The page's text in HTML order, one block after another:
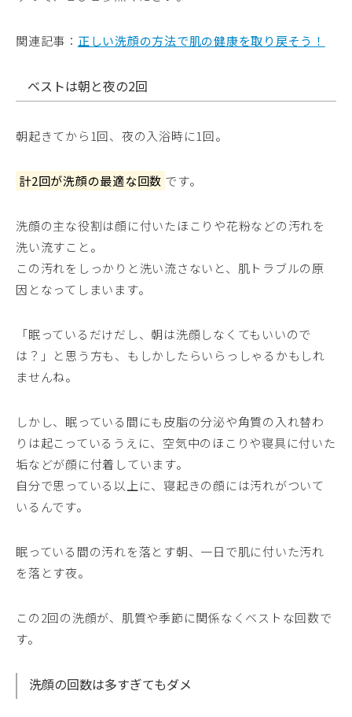
関連記事： 正しい洗顔の方法で肌の健康を取り戻そう！
ベストは朝と夜の2回
朝起きてから1回、夜の入浴時に1回。
計2回が洗顔の最適な回数 です。
洗顔の主な役割は顔に付いたほこりや花粉などの汚れを
洗い流すこと。
この汚れをしっかりと洗い流さないと、肌トラブルの原
因となってしまいます。
「眠っているだけだし、朝は洗顔しなくてもいいので
は？」と思う方も、もしかしたらいらっしゃるかもしれ
ませんね。
しかし、眠っている間にも皮脂の分泌や角質の入れ替わ
りは起こっているうえに、空気中のほこりや寝具に付いた
垢などが顔に付着しています。
自分で思っている以上に、寝起きの顔には汚れがついて
いるんです。
眠っている間の汚れを落とす朝、一日で肌に付いた汚れ
を落とす夜。
この2回の洗顔が、肌質や季節に関係なくベストな回数で
す。
洗顔の回数は多すぎてもダメ